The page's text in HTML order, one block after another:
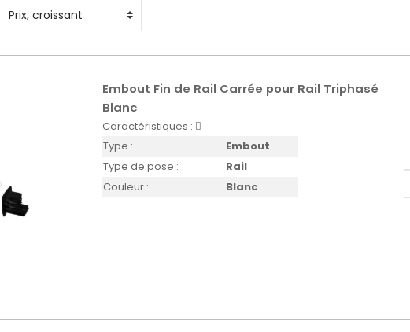
Embout Fin de Rail Carrée pour Rail Triphasé
Blanc
Caractéristiques :
Type :
Embout
Type de pose :
Rail
Couleur :
Blanc